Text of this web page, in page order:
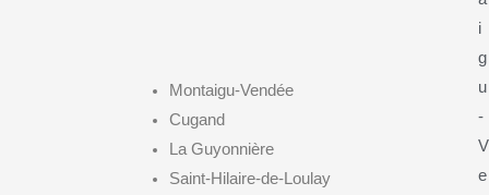
Montaigu-Vendée
Cugand
La Guyonnière
Saint-Hilaire-de-Loulay
i
g
u
-
V
e